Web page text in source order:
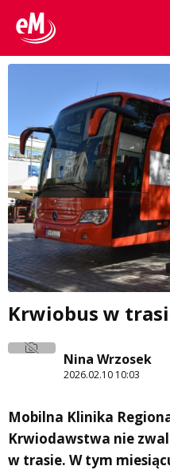
Krwiobus w
Nina Wrzosek
2026.02.10 10:03
Mobilna Klinika
Krwiodawstwa nie
w trasie. W tym